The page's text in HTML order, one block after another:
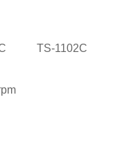
TS-1102C